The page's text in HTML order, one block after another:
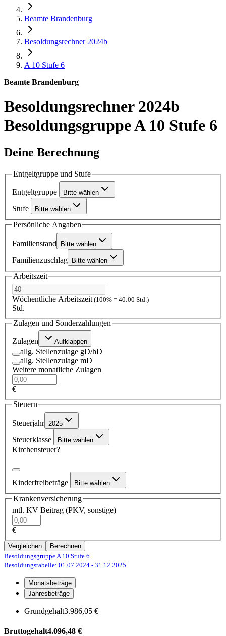
Beamte Brandenburg
Besoldungsrechner 2024b
A 10 Stufe 6
Beamte Brandenburg
Besoldungsrechner 2024b
Besoldungsgruppe A 10 Stufe 6
Deine Berechnung
Entgeltgruppe und Stufe
Entgeltgruppe Bitte wählen
Stufe Bitte wählen
Persönliche Angaben
Familienstand Bitte wählen
Familienzuschlag Bitte wählen
Arbeitszeit
Wöchentliche Arbeitszeit (100% = 40:00 Std.)
Std.
Zulagen und Sonderzahlungen
Zulagen Aufklappen
allg. Stellenzulage gD/hD
allg. Stellenzulage mD
Weitere monatliche Zulagen
€
Steuern
Steuerjahr 2025
Steuerklasse Bitte wählen
Kirchensteuer?
Kinderfreibeträge Bitte wählen
Krankenversicherung
mtl. KV Beitrag (PKV, sonstige)
€
Vergleichen
Berechnen
Besoldungsgruppe A 10 Stufe 6
Besoldungstabelle: 01.07.2024 - 31.12.2025
Monatsbeträge
Jahresbeträge
Grundgehalt3.986,05 €
Bruttogehalt4.096,48 €